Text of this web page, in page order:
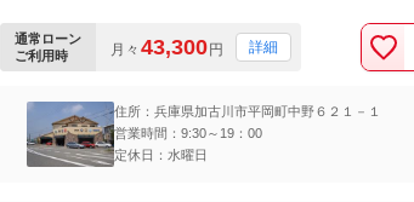
通常ローン
ご利用時
月々 43,300円 詳細
住所：兵庫県加古川市平岡町中野６２１－１
営業時間：9:30～19：00
定休日：水曜日